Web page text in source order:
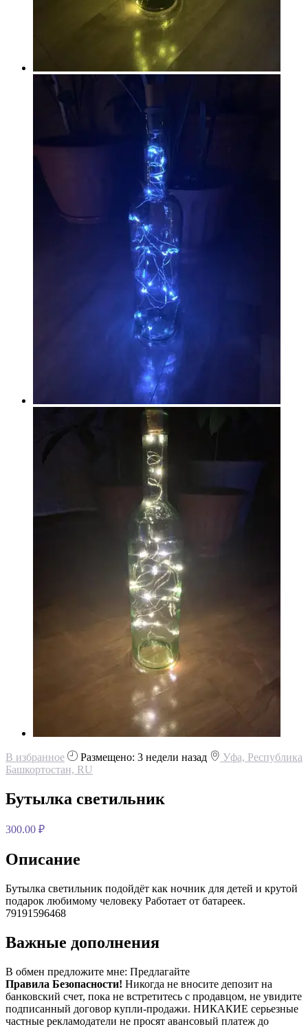
В избранное Размещено: 3 недели назад
Уфа, Республика
Башкортостан, RU
Бутылка светильник
300.00 ₽
Описание
Бутылка светильник подойдёт как ночник для детей и крутой
подарок любимому человеку Работает от батареек.
79191596468
Важные дополнения
В обмен предложите мне: Предлагайте
Правила Безопасности! Никогда не вносите депозит на
банковский счет, пока не встретитесь с продавцом, не увидите
подписанный договор купли-продажи. НИКАКИЕ серьезные
частные рекламодатели не просят авансовый платеж до